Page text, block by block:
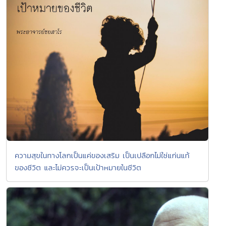
ความสุขในทางโลกเป็นแค่ของเสริม เป็นเปลือกไม่ใช่แก่นแท้
ของชีวิต และไม่ควรจะเป็นเป้าหมายในชีวิต